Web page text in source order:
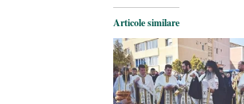
Articole similare